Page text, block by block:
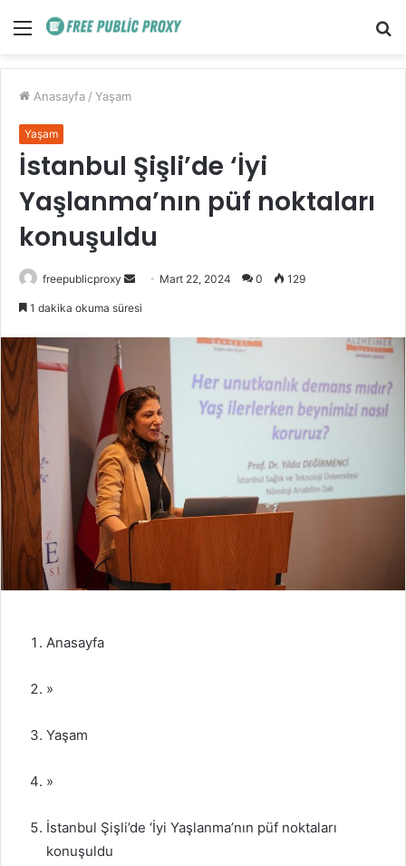
Menü
Anasayfa / Yaşam
Yaşam
İstanbul Şişli’de ‘İyi
Yaşlanma’nın püf noktaları
konuşuldu
freepublicproxy
Bir
Mart 22, 2024 0 129
1 dakika okuma süresi
Anasayfa
»
Yaşam
»
İstanbul Şişli’de ‘İyi Yaşlanma’nın püf noktaları
konuşuldu